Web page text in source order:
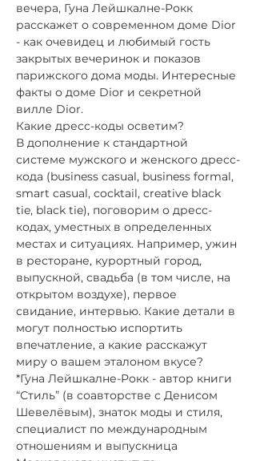
вечера, Гуна Лейшкалне-Рокк
расскажет о современном доме Dior
- как очевидец и любимый гость
закрытых вечеринок и показов
парижского дома моды. Интересные
факты о доме Dior и секретной
вилле Dior.
Какие дресс-коды осветим?
В дополнение к стандартной
системе мужского и женского дресс-
кода (business casual, business formal,
smart casual, cocktail, creative black
tie, black tie), поговорим о дресс-
кодах, уместных в определенных
местах и ситуациях. Например, ужин
в ресторане, курортный город,
выпускной, свадьба (в том числе, на
открытом воздухе), первое
свидание, интервью. Какие детали в
могут полностью испортить
впечатление, а какие расскажут
миру о вашем эталоном вкусе?
*Гуна Лейшкалне-Рокк - автор книги
“Стиль” (в соавторстве с Денисом
Шевелёвым), знаток моды и стиля,
специалист по международным
отношениям и выпускница